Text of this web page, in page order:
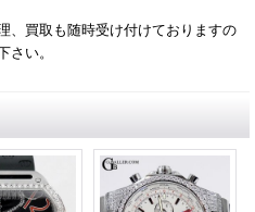
、買取も随時受け付けておりますの
さい。